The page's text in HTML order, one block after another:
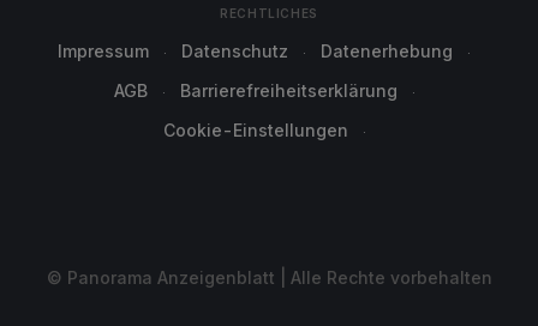
RECHTLICHES
Impressum Datenschutz
Datenerhebung
AGB
Barrierefreiheitserklärung
Cookie-Einstellungen
© Panorama Anzeigenblatt | Alle Rechte vorbehalten